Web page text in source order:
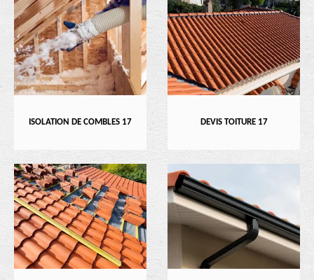
ISOLATION DE COMBLES 17 DEVIS TOITURE 17